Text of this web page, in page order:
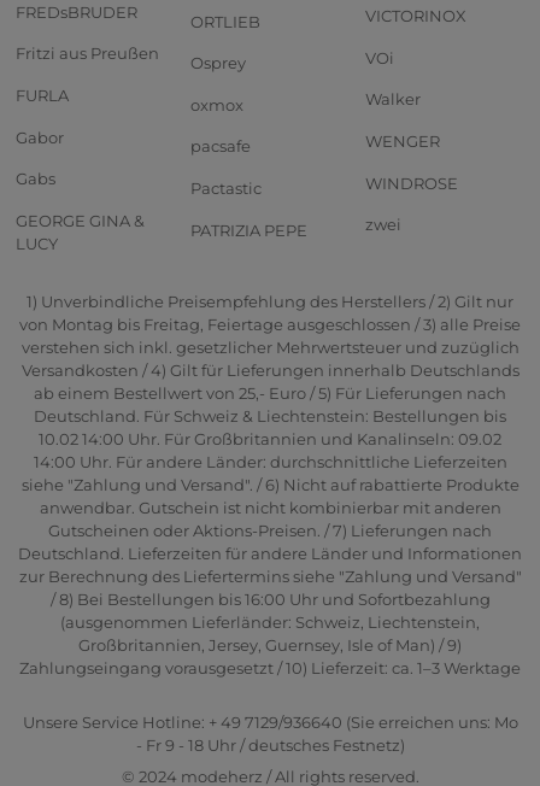
FREDsBRUDER
Fritzi aus Preußen
FURLA
Gabor
Gabs
GEORGE GINA &
LUCY
ORTLIEB
Osprey
oxmox
pacsafe
Pactastic
PATRIZIA PEPE
VICTORINOX
VOi
Walker
WENGER
WINDROSE
zwei
1) Unverbindliche Preisempfehlung des Herstellers / 2) Gilt nur
von Montag bis Freitag, Feiertage ausgeschlossen / 3) alle Preise
verstehen sich inkl. gesetzlicher Mehrwertsteuer und zuzüglich
Versandkosten / 4) Gilt für Lieferungen innerhalb Deutschlands
ab einem Bestellwert von 25,- Euro / 5) Für Lieferungen nach
Deutschland. Für Schweiz & Liechtenstein: Bestellungen bis
10.02 14:00 Uhr. Für Großbritannien und Kanalinseln: 09.02
14:00 Uhr. Für andere Länder: durchschnittliche Lieferzeiten
siehe "Zahlung und Versand". / 6) Nicht auf rabattierte Produkte
anwendbar. Gutschein ist nicht kombinierbar mit anderen
Gutscheinen oder Aktions-Preisen. / 7) Lieferungen nach
Deutschland. Lieferzeiten für andere Länder und Informationen
zur Berechnung des Liefertermins siehe "Zahlung und Versand"
/ 8) Bei Bestellungen bis 16:00 Uhr und Sofortbezahlung
(ausgenommen Lieferländer: Schweiz, Liechtenstein,
Großbritannien, Jersey, Guernsey, Isle of Man) / 9)
Zahlungseingang vorausgesetzt / 10) Lieferzeit: ca. 1–3 Werktage
Unsere Service Hotline: + 49 7129/936640 (Sie erreichen uns: Mo
- Fr 9 - 18 Uhr / deutsches Festnetz)
© 2024 modeherz / All rights reserved.